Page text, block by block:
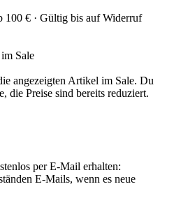
100 € · Gültig bis auf Widerruf
Sale
angezeigten Artikel im Sale. Du
die Preise sind bereits reduziert.
per E-Mail erhalten:
E-Mails, wenn es neue